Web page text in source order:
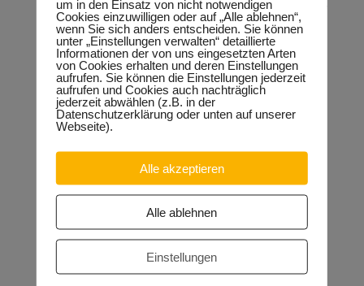
Fachkräftesicherung und findet weltweit höchste
Anerkennung“, so Keindorf abschließend.
Neueste Beiträge
Sondervermögen für die Europachaussee richtige
Entscheidung! 30.04.2026
26.03.2026
Orgacid-Altlasten: Bund und Land mit in der Verantwortung
15.02.2026
um in den Einsatz von nicht notwendigen
Cookies einzuwilligen oder auf „Alle ablehnen“,
wenn Sie sich anders entscheiden. Sie können
unter „Einstellungen verwalten“ detaillierte
Informationen der von uns eingesetzten Arten
von Cookies erhalten und deren Einstellungen
aufrufen. Sie können die Einstellungen jederzeit
aufrufen und Cookies auch nachträglich
jederzeit abwählen (z.B. in der
Datenschutzerklärung oder unten auf unserer
Webseite).
Alle akzeptieren
Alle ablehnen
Einstellungen